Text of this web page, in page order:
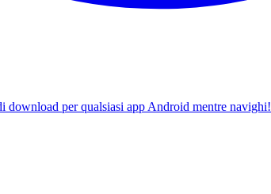
per qualsiasi app Android mentre navighi!